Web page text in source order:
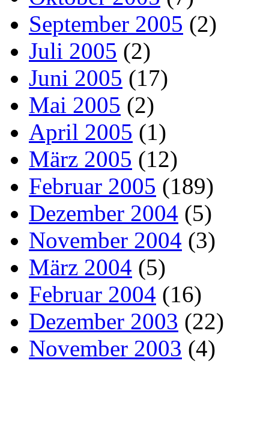
September 2005 (2)
Juli 2005 (2)
Juni 2005 (17)
Mai 2005 (2)
April 2005 (1)
März 2005 (12)
Februar 2005 (189)
Dezember 2004 (5)
November 2004 (3)
März 2004 (5)
Februar 2004 (16)
Dezember 2003 (22)
November 2003 (4)